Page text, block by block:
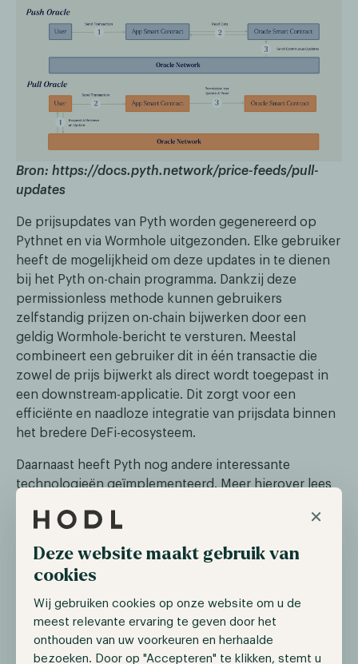
×
Deze website maakt gebruik van
cookies
Wij gebruiken cookies op onze website om u de
meest relevante ervaring te geven door het
onthouden van uw voorkeuren en herhaalde
bezoeken. Door op "Accepteren" te klikken, stemt u
Bron: https://docs.pyth.network/price-feeds/pull-
updates
De prijsupdates van Pyth worden gegenereerd op
Pythnet en via Wormhole uitgezonden. Elke gebruiker
heeft de mogelijkheid om deze updates in te dienen
bij het Pyth on-chain programma. Dankzij deze
permissionless methode kunnen gebruikers
zelfstandig prijzen on-chain bijwerken door een
geldig Wormhole-bericht te versturen. Meestal
combineert een gebruiker dit in één transactie die
zowel de prijs bijwerkt als direct wordt toegepast in
een downstream-applicatie. Dit zorgt voor een
efficiënte en naadloze integratie van prijsdata binnen
het bredere DeFi-ecosysteem.
Daarnaast heeft Pyth nog andere interessante
technologieën geïmplementeerd. Meer hierover lees
is via de link hieronder.
Download het Pyth rapport
Het ecosysteem van Pyth
Oracles vormen een essentieel onderdeel van het
ecosysteem van crypto en Pyth heeft een uitgebreid